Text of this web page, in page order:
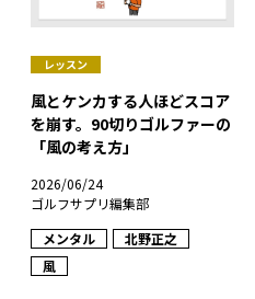
レッスン
風とケンカする人ほどスコア
を崩す。90切りゴルファーの
「風の考え方」
2026/06/24
ゴルフサプリ編集部
メンタル
北野正之
風